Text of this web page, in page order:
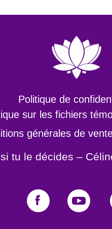
Politique de
sur les fichiers
générales de
tu le décides –